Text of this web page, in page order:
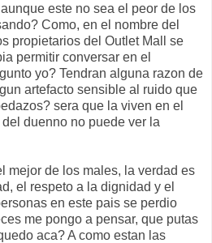
este no sea el peor de los
Como, en el nombre del
propietarios del Outlet Mall se
permitir conversar en el
yo? Tendran alguna razon de
artefacto sensible al ruido que
sera que la viven en el
duenno no puede ver la
mejor de los males, la verdad es
el respeto a la dignidad y el
en este pais se perdio
me pongo a pensar, que putas
aca? A como estan las